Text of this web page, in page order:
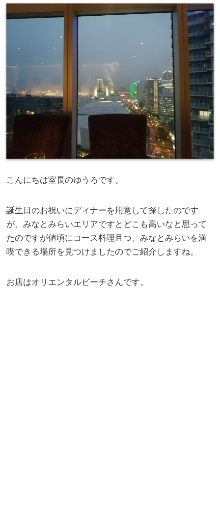
こんにちは室長のゆうろです。
誕生日のお祝いにディナーを用意して探したのです
が、みなとみらいエリアですとどこも高いなと思って
たのですが値頃にコース料理且つ、みなとみらいを満
喫できる場所を見つけましたのでご紹介しますね。
お店はオリエンタルビーチさんです。